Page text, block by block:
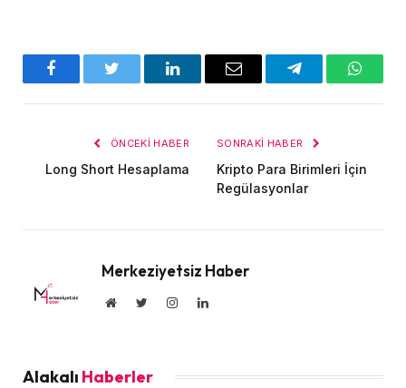
FacebookTwitter LinkedInE-
Telegram
ÖNCEKI HABER
Long Short Hesaplama
SONRAKI HABER
Kripto Para Birimleri İçin
Regülasyonlar
Merkeziyetsiz Haber
WebsiteTwitterInstagramLinkedIn
Alakalı Haberler